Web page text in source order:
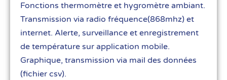
Fonctions thermomètre et hygromètre ambiant.
Transmission via radio fréquence(868mhz) et
internet. Alerte, surveillance et enregistrement
de température sur application mobile.
Graphique, transmission via mail des données
(fichier csv).